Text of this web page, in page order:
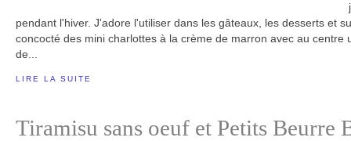
pendant l'hiver. J'adore l'utiliser dans les gâteaux, les desserts et
concocté des mini charlottes à la crème de marron avec au centre
de...
LIRE LA SUITE
Tiramisu sans oeuf et Petits Beurre